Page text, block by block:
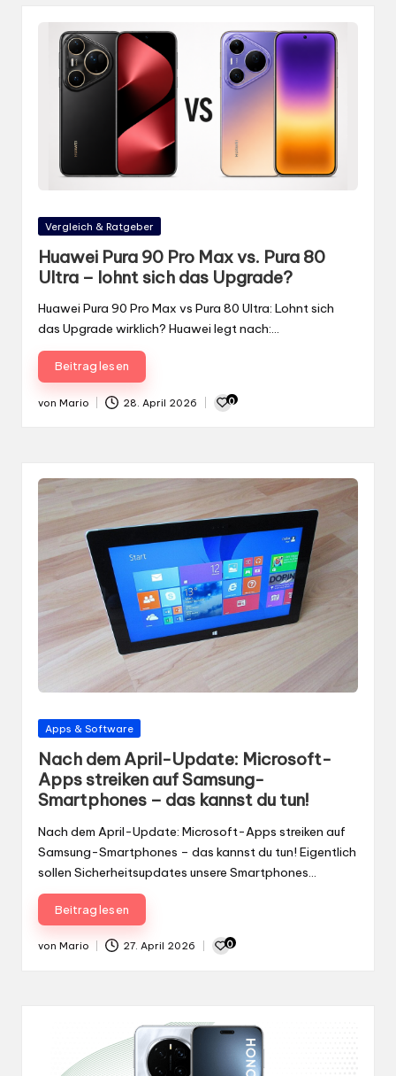
Gepostet
Vergleich & Ratgeber
Huawei Pura 90 Pro Max vs. Pura 80
Ultra – lohnt sich das Upgrade?
Huawei Pura 90 Pro Max vs Pura 80 Ultra: Lohnt sich
das Upgrade wirklich? Huawei legt nach:…
Beitrag lesen
Gepostet
von Mario 28. April 2026 0
Gepostet
Apps & Software
Nach dem April-Update: Microsoft-
Apps streiken auf Samsung-
Smartphones – das kannst du tun!
Nach dem April-Update: Microsoft-Apps streiken auf
Samsung-Smartphones – das kannst du tun! Eigentlich
sollen Sicherheitsupdates unsere Smartphones…
Beitrag lesen
Gepostet
von Mario 27. April 2026 0